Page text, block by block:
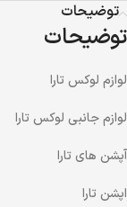
توضیحات
توضیحات
لوازم لوکس تارا
لوازم جانبی لوکس تارا
آپشن های تارا
اپشن تارا